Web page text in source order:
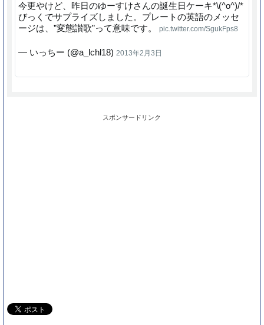
今更やけど、昨日のゆーすけさんの誕生日ケーキ*\(^o^)/*
びっくでサプライズしました。プレートの英語のメッセ
ージは、”変態讃歌”って意味です。pic.twitter.com/SgukFps8
— いっちー (@a_lchl18) 2013年2月3日
スポンサードリンク